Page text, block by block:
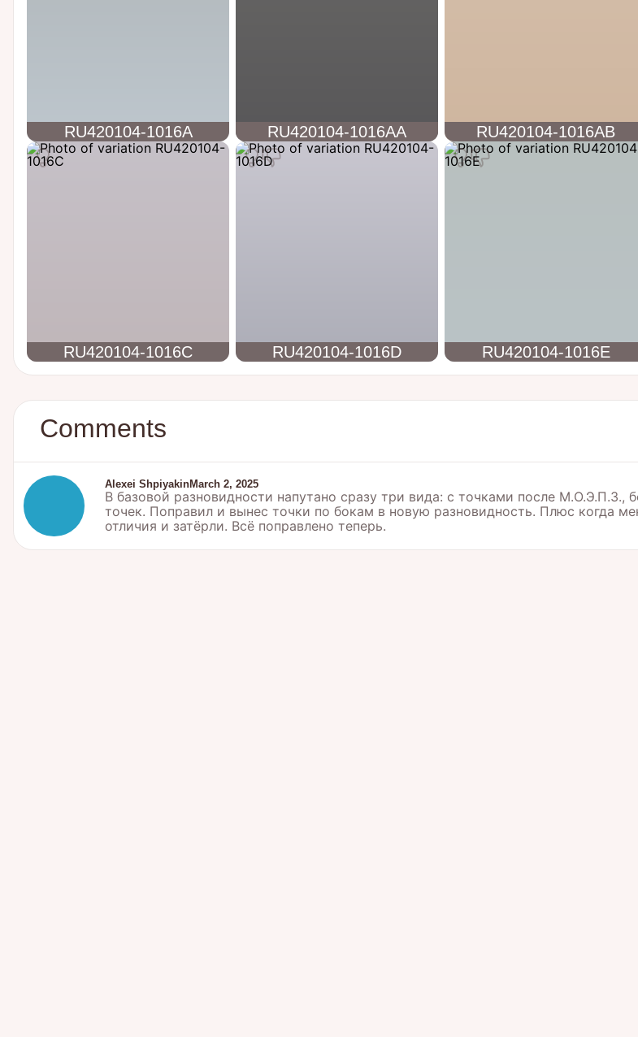
RU420104-1016A RU420104-1016AA RU420104-1016AB
RU420104-1016C RU420104-1016D RU420104-1016E
Comments
Alexei ShpiyakinMarch 2, 2025
В базовой разновидности напутано сразу три вида: с точками после
точек. Поправил и вынес точки по бокам в новую разновидность. Плюс когда
отличия и затёрли. Всё поправлено теперь.